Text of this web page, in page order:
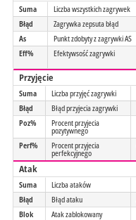
Suma Liczba wszystkich zagrywek
Błąd
Zagrywka zepsuta błąd
As
Punkt zdobyty z zagrywki AS
Eff%
Efektywsość zagrywki
Przyjęcie
Suma Liczba przyjęć zagrywki
Błąd
Błąd przyjecia zagrywki
Poz%
Procent przyjecia
pozytywnego
Perf%
Procent przyjecia
perfekcyjnego
Atak
Suma Liczba ataków
Błąd
Błąd ataku
Blok
Atak zablokowany